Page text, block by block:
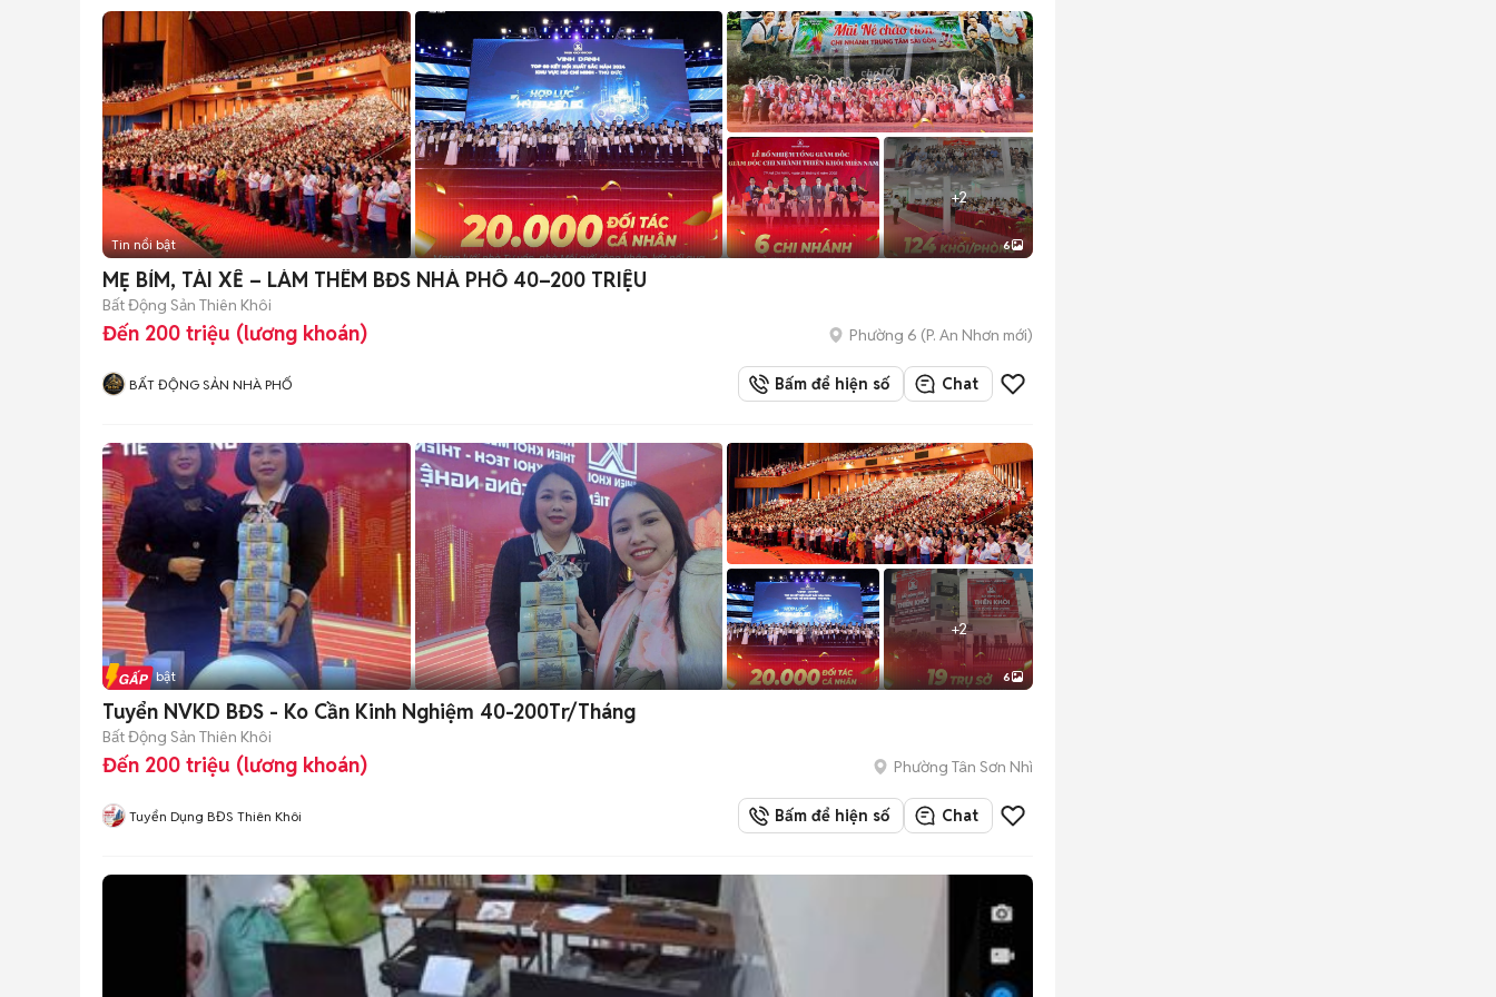
+2
Tin nổi bật 6
MẸ BỈM, TÀI XẾ – LÀM THÊM BĐS NHÀ PHỐ 40–200 TRIỆU
Bất Động Sản Thiên Khôi
Đến 200 triệu (lương khoán) Phường 6 (P. An Nhơn mới)
BẤT ĐỘNG SẢN NHÀ PHỐ Bấm để hiện số Chat
+2
Tin nổi bật 6
Tuyển NVKD BĐS - Ko Cần Kinh Nghiệm 40-200Tr/Tháng
Bất Động Sản Thiên Khôi
Đến 200 triệu (lương khoán) Phường Tân Sơn Nhì
Tuyển Dụng BĐS Thiên Khôi Bấm để hiện số Chat